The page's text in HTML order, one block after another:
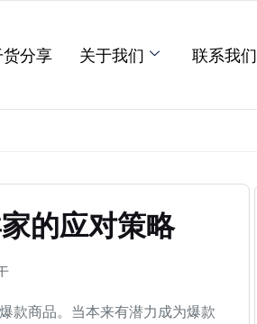
货分享 关于我们 联系我们
的应对策略
款商品。当本来有潜力成为爆款